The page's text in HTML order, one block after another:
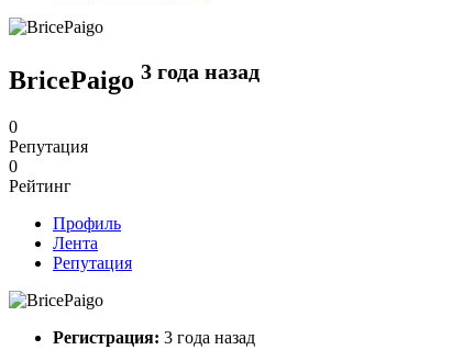
BricePaigo 3 года назад
0
Репутация
0
Рейтинг
Профиль
Лента
Репутация
Регистрация: 3 года назад